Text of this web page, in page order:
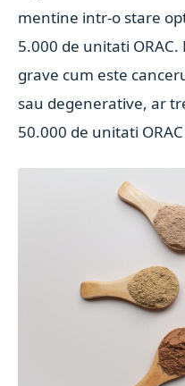
mentine intr-o stare
5.000 de unitati
grave cum este
sau degenerative, ar
50.000 de unitati